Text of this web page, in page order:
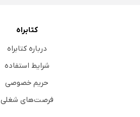
کتابراه
درباره کتابراه
شرایط استفاده
حریم خصوصی
فرصت‌های شغلی